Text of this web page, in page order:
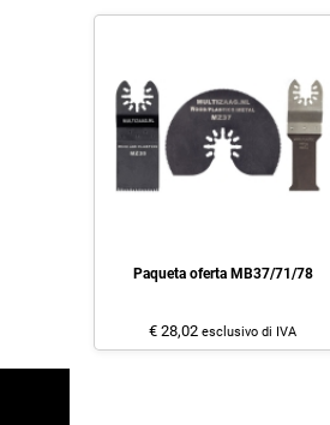
Paqueta oferta MB37/71/78
€ 28,02 esclusivo di IVA